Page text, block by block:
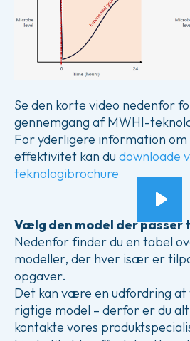
Se den korte video nedenfor
gennemgang af MWHI-
For yderligere information om
effektivitet kan du downloade
teknologibrochure
Vælg den model der passer
Nedenfor finder du en tabel
modeller, der hver især er
opgaver.
Det kan være en udfordring at
rigtige model – derfor er du
kontakte vores